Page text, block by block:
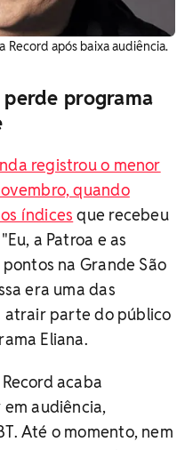
Record após baixa audiência.
perde programa
registrou o menor
quando
índices que recebeu
a Patroa e as
na Grande São
era uma das
atrair parte do público
Eliana.
acaba
audiência,
Até o momento, nem